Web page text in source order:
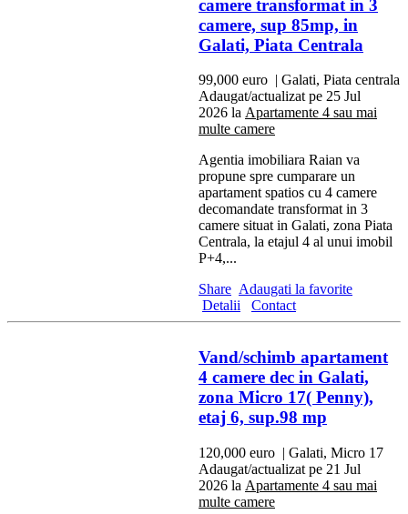
camere transformat in 3
camere, sup 85mp, in
Galati, Piata Centrala
99,000 euro | Galati, Piata centrala
Adaugat/actualizat pe 25 Jul
2026 la Apartamente 4 sau mai
multe camere
Agentia imobiliara Raian va
propune spre cumparare un
apartament spatios cu 4 camere
decomandate transformat in 3
camere situat in Galati, zona Piata
Centrala, la etajul 4 al unui imobil
P+4,...
Share Adaugati la favorite
Detalii
Contact
Vand/schimb apartament
4 camere dec in Galati,
zona Micro 17( Penny),
etaj 6, sup.98 mp
120,000 euro | Galati, Micro 17
Adaugat/actualizat pe 21 Jul
2026 la Apartamente 4 sau mai
multe camere